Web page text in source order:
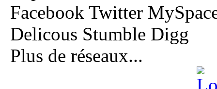
Facebook Twitter
Delicous Stumble Digg
Plus de réseaux...